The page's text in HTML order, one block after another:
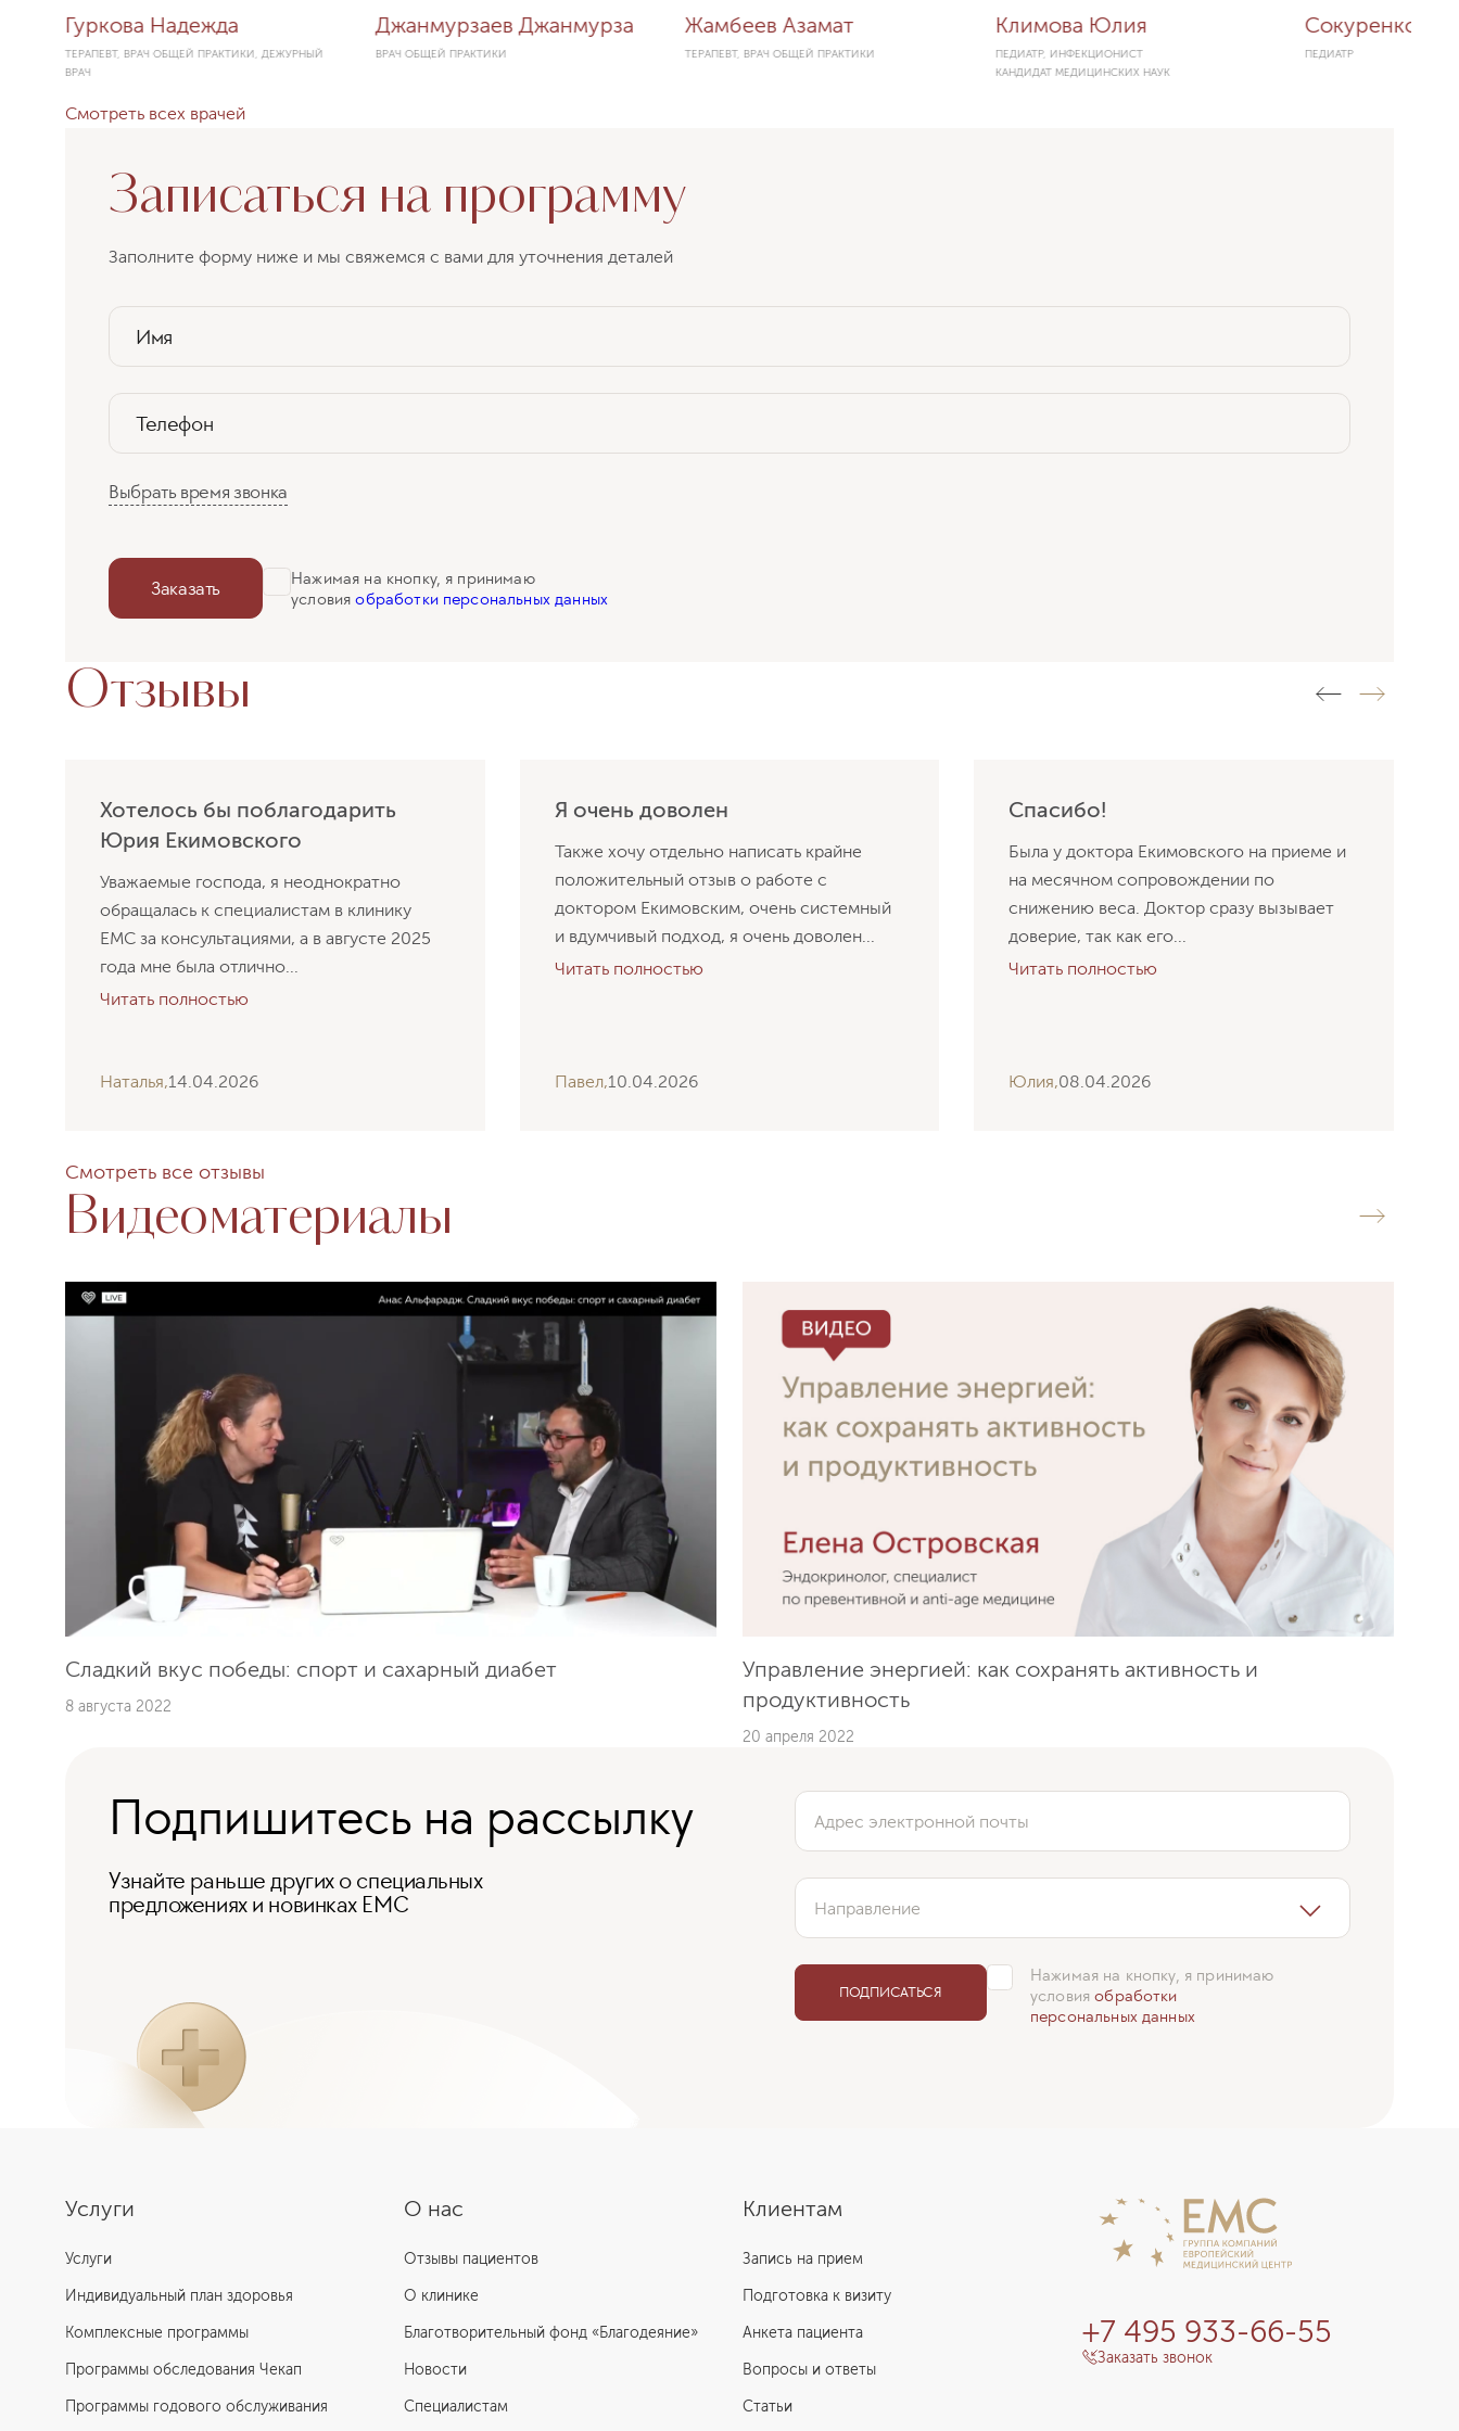
Гуркова Надежда
ТЕРАПЕВТ, ВРАЧ ОБЩЕЙ ПРАКТИКИ, ДЕЖУРНЫЙ
ВРАЧ
Джанмурзаев Джанмурза
ВРАЧ ОБЩЕЙ ПРАКТИКИ
Жамбеев Азамат
ТЕРАПЕВТ, ВРАЧ ОБЩЕЙ ПРАКТИКИ
Климова Юлия
ПЕДИАТР, ИНФЕКЦИОНИСТ
КАНДИДАТ МЕДИЦИНСКИХ НАУК
Сокуренко
ПЕДИАТР
Смотреть всех врачей
Записаться на программу
Заполните форму ниже и мы свяжемся с вами для уточнения деталей
Имя
Телефон
Выбрать время звонка
Нажимая на кнопку, я принимаю
условияобработки персональных данных
Заказать
Отзывы
Хотелось бы поблагодарить
Юрия Екимовского
Уважаемые господа, я неоднократно
обращалась к специалистам в клинику
ЕМС за консультациями, а в августе 2025
года мне была отлично...
Читать полностью
Наталья,14.04.2026
Я очень доволен
Также хочу отдельно написать крайне
положительный отзыв о работе с
доктором Екимовским, очень системный
и вдумчивый подход, я очень доволен...
Читать полностью
Павел,10.04.2026
Спасибо!
Была у доктора Екимовского на приеме и
на месячном сопровождении по
снижению веса. Доктор сразу вызывает
доверие, так как его...
Читать полностью
Юлия,08.04.2026
Смотреть все отзывы
Видеоматериалы
Сладкий вкус победы: спорт и сахарный диабет
8 августа 2022
Управление энергией: как сохранять активность и
продуктивность
20 апреля 2022
Подпишитесь на рассылку
Узнайте раньше других о специальных
предложениях и новинках ЕМС
Адрес электронной почты
Направление
Нажимая на кнопку, я принимаю
условияобработки
персональных данных
ПОДПИСАТЬСЯ
О нас
Отзывы пациентов
О клинике
Благотворительный фонд «Благодеяние»
Новости
Специалистам
Услуги
Услуги
Индивидуальный план здоровья
Комплексные программы
Программы обследования Чекап
Программы годового обслуживания
Клиентам
Запись на прием
Подготовка к визиту
Анкета пациента
Вопросы и ответы
Статьи
+7 495 933-66-55
Заказать звонок